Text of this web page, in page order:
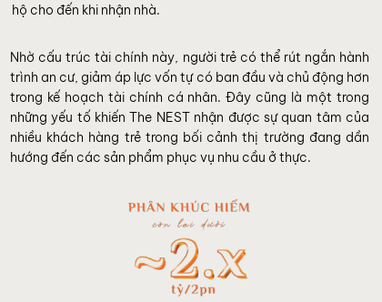
hộ cho đến khi nhận nhà.
Nhờ cấu trúc tài chính này, người trẻ có thể rút ngắn hành
trình an cư, giảm áp lực vốn tự có ban đầu và chủ động hơn
trong kế hoạch tài chính cá nhân. Đây cũng là một trong
những yếu tố khiến The NEST nhận được sự quan tâm của
nhiều khách hàng trẻ trong bối cảnh thị trường đang dần
hướng đến các sản phẩm phục vụ nhu cầu ở thực.